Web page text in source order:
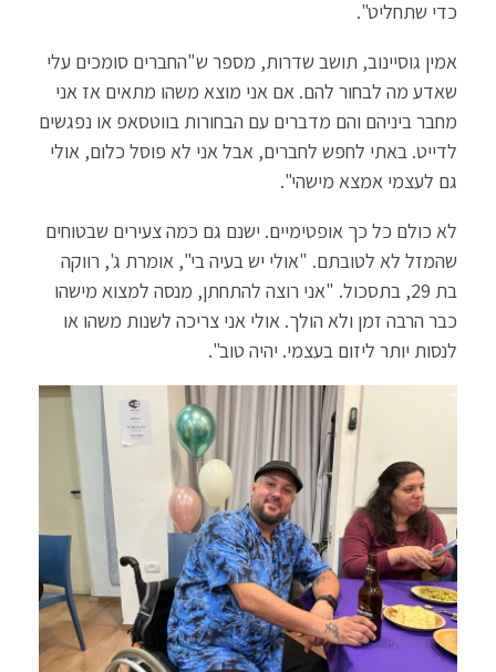
כדי שתחליט".
אמין גוסיינוב, תושב שדרות, מספר ש"החברים סומכים עלי
שאדע מה לבחור להם. אם אני מוצא משהו מתאים אז אני
מחבר ביניהם והם מדברים עם הבחורות בווטסאפ או נפגשים
לדייט. באתי לחפש לחברים, אבל אני לא פוסל כלום, אולי
גם לעצמי אמצא מישהי".
לא כולם כל כך אופטימיים. ישנם גם כמה צעירים שבטוחים
שהמזל לא לטובתם. "אולי יש בעיה בי", אומרת ג', רווקה
בת 29, בתסכול. "אני רוצה להתחתן, מנסה למצוא מישהו
כבר הרבה זמן ולא הולך. אולי אני צריכה לשנות משהו או
לנסות יותר ליזום בעצמי. יהיה טוב".